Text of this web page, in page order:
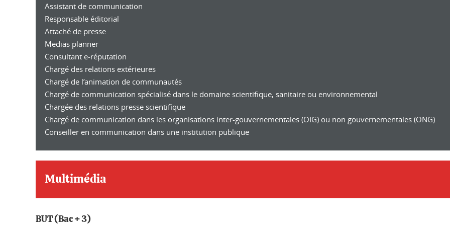
Assistant de communication
Responsable éditorial
Attaché de presse
Medias planner
Consultant e-réputation
Chargé des relations extérieures
Chargé de l’animation de communautés
Chargé de communication spécialisé dans le domaine scientifique, sanitaire ou environnemental
Chargée des relations presse scientifique
Chargé de communication dans les organisations inter-gouvernementales (OIG) ou non gouvernementales (ONG)
Conseiller en communication dans une institution publique
Multimédia
BUT (Bac + 3)